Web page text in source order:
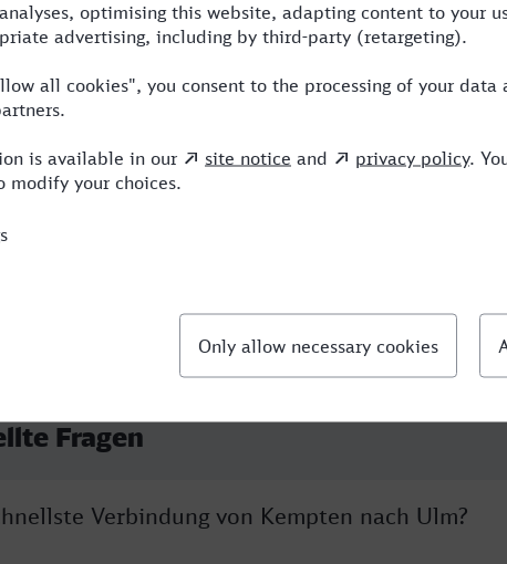
1:14 RE
1:05 0 RE
Fragen
Verbindung von Kempten nach Ulm?